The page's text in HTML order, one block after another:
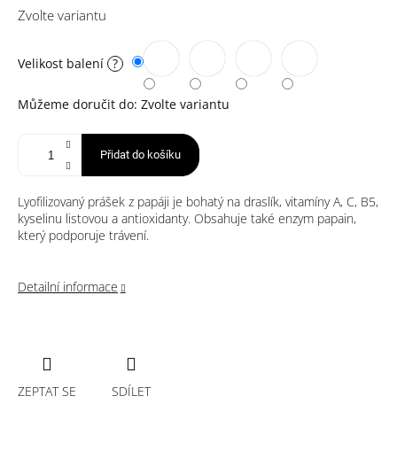
Zvolte variantu
Velikost balení ?
Můžeme doručit do: Zvolte variantu
Přidat do košíku
Lyofilizovaný prášek z papáji je bohatý na draslík, vitamíny A, C, B5,
kyselinu listovou a antioxidanty. Obsahuje také enzym papain,
který podporuje trávení.
Detailní informace
ZEPTAT SE SDÍLET